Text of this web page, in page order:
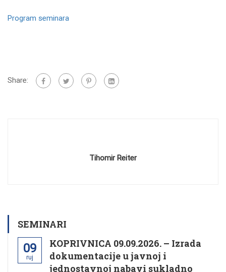
Program seminara
Share:
Tihomir Reiter
SEMINARI
09
ruj
KOPRIVNICA 09.09.2026. – Izrada
dokumentacije u javnoj i
jednostavnoj nabavi sukladno